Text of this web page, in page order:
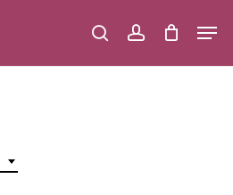
searchaccount
Close
Menu